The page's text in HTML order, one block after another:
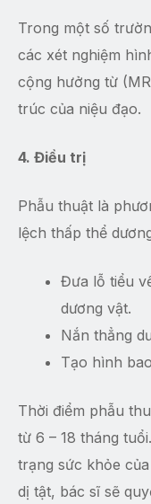
Trong một số
các xét nghiệm
cộng hưởng từ
trúc của niệu đạo.
4. Điều trị
Phẫu thuật là
lệch thấp thể
Đưa lỗ tiểu
dương vật.
Nắn thẳng
Tạo hình
Thời điểm phẫu
từ 6 – 18 tháng
trạng sức khỏe
dị tật, bác sĩ sẽ